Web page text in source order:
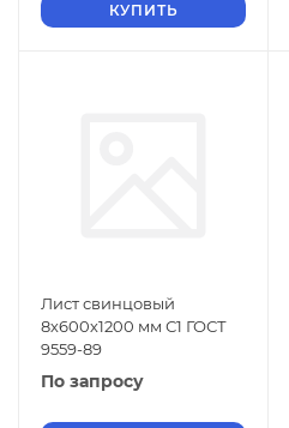
КУПИТЬ
Лист свинцовый
8х600х1200 мм С1 ГОСТ
9559-89
По запросу